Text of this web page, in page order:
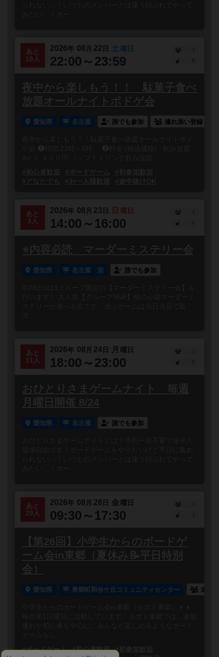
られない…！いつものメンバーとは違う顔ぶれでやって
あと
19人
2026年 08 月 22 日 土 曜日
22:00～23:59
1
夜中から楽しもう！！ 駄菓子食べ
放題オールナイトボドゲ会
愛知県 名古屋 誰でも参加 連れ添い登録
夜中から楽しもう！！駄菓子食べ放題オールナイトボド
ゲ会 ❶時間:22時～5時 ❷料金:(税込価格) 飲み放題
A➪３,３００円 （ソフトドリンク飲み放題...
#初心者歓迎
#ボードゲーム
#初参加歓迎
#どなたでも
#お一人様歓迎 #途中抜けOK
あと
3人
2026年 08 月 23 日 日 曜日
14:00～16:00
1
※内容必読 マーダーミステリー会
愛知県 名古屋 栄 誰でも参加
8/23(日)は1グループ限定の【マーダーミステリー会】を
行います！ 大人気【グループSNE】様の小箱マーダーミ
ステリーが遊べる会です。遊ぶゲームは当日当店で販
売...
あと
11人
2026年 08 月 24 日 月 曜日
18:00～23:00
1
おひとりさまゲームナイト 毎週
月曜日開催 8/24
愛知県 名古屋 誰でも参加
おひとりさまゲームナイトとは？予約一切不要で途中入
退場自由です！ボードゲームをやりたいけど平日に集め
られない…！いつものメンバーとは違う顔ぶれでやって
あと
29人
2026年 08 月 28 日 金曜日
09:30～17:30
1
1
【第26回】小学生からのボードゲ
ーム会in東郷（夏休み📝平日特別
会）
愛知県 東郷町和合ケ丘コミュニティセンター 連れ
小学生からのボードゲーム会in東郷（小ボド東郷）👦👧
毎月第1日曜日に活動しています。小ボド東郷では、家族
連れや初心者を中心に、みんなが楽しめるようなボード
#ボードゲーム
#初心者歓迎
#初参加歓迎